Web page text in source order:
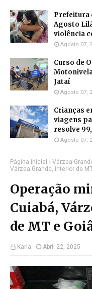
Prefeitura
Agosto
violência
Agosto 07,
Curso de
Jataí
Agosto 07,
Crianças
viagens
resolve
Agosto 07,
Página inicial Várzea
Várzea Grande, interior de
Operação
Cuiabá,
de MT e
Karla Abril 22, 2025